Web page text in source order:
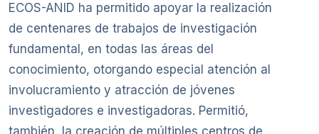
ECOS-ANID ha permitido apoyar la realización
de centenares de trabajos de investigación
fundamental, en todas las áreas del
conocimiento, otorgando especial atención al
involucramiento y atracción de jóvenes
investigadores e investigadoras. Permitió,